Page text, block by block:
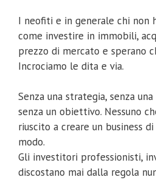
I neofiti e in generale chi non
come investire in immobili,
prezzo di mercato e sperano
Incrociamo le dita e via.
Senza una strategia, senza
senza un obiettivo. Nessuno
riuscito a creare un business
modo.
Gli investitori professionisti,
discostano mai dalla regola